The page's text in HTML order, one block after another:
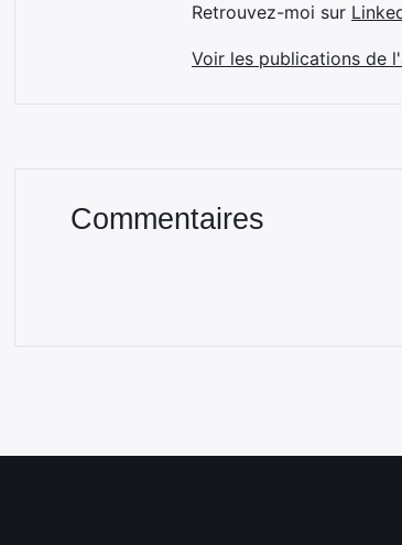
Retrouvez-moi sur
Voir les publications de
Commentaires